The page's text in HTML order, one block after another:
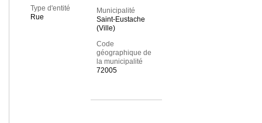
Type d'entité
Rue
Municipalité
Saint-Eustache
(Ville)
Code
géographique de
la municipalité
72005